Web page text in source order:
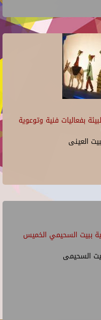
بفعاليات فنية وتوعوية
العينى
ببيت السحيمي الخميس
السحيمى